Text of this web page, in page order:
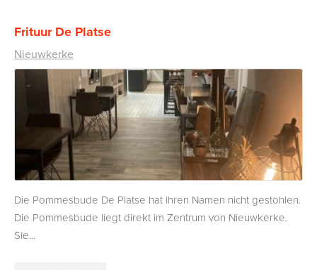
Frituur De Platse
Nieuwkerke
Die Pommesbude De Platse hat ihren Namen nicht gestohlen.
Die Pommesbude liegt direkt im Zentrum von Nieuwkerke.
Sie...